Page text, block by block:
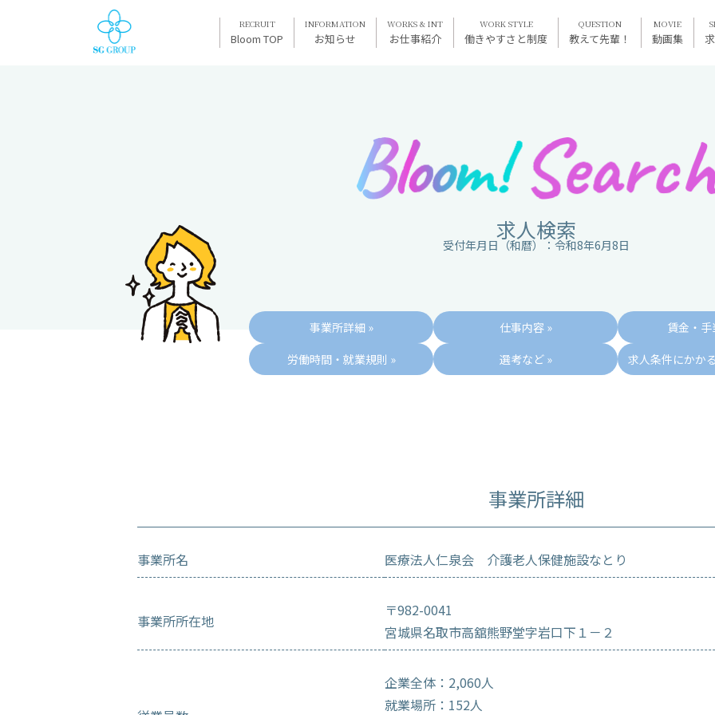
RECRUIT
Bloom TOP
INFORMATION
お知らせ
WORKS & INT
お仕事紹介
WORK STYLE
働きやすさと制度
QUESTION
教えて先輩！
MOVIE
動画集
求人検索
事業所詳細 » 仕事内容 »
賃金・手
労働時間・就業規則 »
選考など » 求人条件にかかる
受付年月日（和暦）：令和8年6月8日
事業所詳細
事業所名 医療法人仁泉会 介護老人保健施設なとり
事業所所在地
〒982-0041
宮城県名取市高舘熊野堂字岩口下１－２
企業全体：2,060人
就業場所：152人